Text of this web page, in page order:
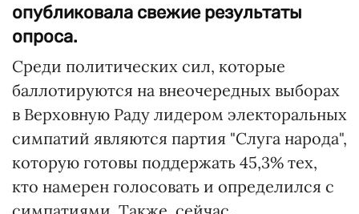
опубликовала свежие результаты
опроса.
Среди политических сил, которые
баллотируются на внеочередных выборах
в Верховную Раду лидером электоральных
симпатий являются партия "Слуга народа",
которую готовы поддержать 45,3% тех,
кто намерен голосовать и определился с